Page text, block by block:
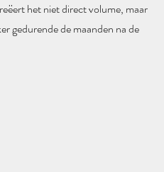
het niet direct volume, maar
gedurende de maanden na de